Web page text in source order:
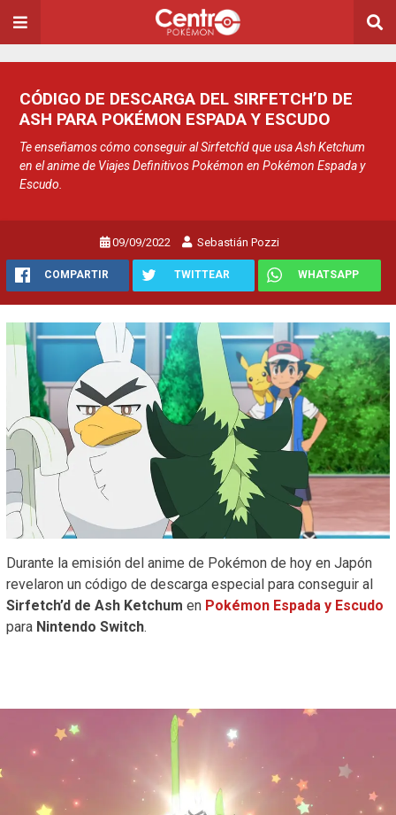
CÓDIGO DE DESCARGA DEL SIRFETCH’D DE
ASH PARA POKÉMON ESPADA Y ESCUDO
Te enseñamos cómo conseguir al Sirfetch'd que usa Ash Ketchum
en el anime de Viajes Definitivos Pokémon en Pokémon Espada y
Escudo.
09/09/2022 Sebastián Pozzi
COMPARTIR TWITTEAR WHATSAPP
Durante la emisión del anime de Pokémon de hoy en Japón
revelaron un código de descarga especial para conseguir al
Sirfetch’d de Ash Ketchum en Pokémon Espada y Escudo
para Nintendo Switch.